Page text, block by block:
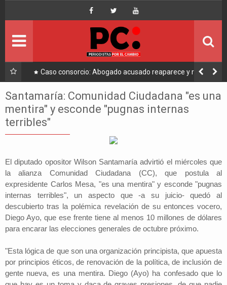
Caso consorcio: Abogado acusado reaparece y ratifica
su denuncia contra Coaquira
Santamaría: Comunidad Ciudadana "es una
mentira" y esconde "pugnas internas
terribles"
El diputado opositor Wilson Santamaría advirtió el miércoles que
la alianza Comunidad Ciudadana (CC), que postula al
expresidente Carlos Mesa, "es una mentira" y esconde "pugnas
internas terribles", un aspecto que -a su juicio- quedó al
descubierto tras la polémica revelación de su entonces vocero,
Diego Ayo, que ese frente tiene al menos 10 millones de dólares
para encarar las elecciones generales de octubre próximo.
"Esta lógica de que son una organización principista, que apuesta
por principios éticos, de renovación de la política, de inclusión de
gente nueva, es una mentira. Diego (Ayo) ha confesado que lo
Portada
Ultimo
Economía
Nacional
Lee Más